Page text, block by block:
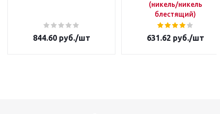
844.60руб./шт
(никель/никель
блестящий)
631.62 руб./шт